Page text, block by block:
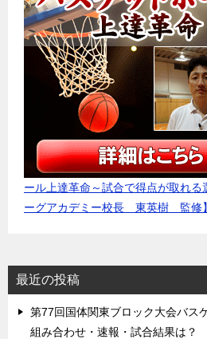
ール上達革命～試合で得点が取れる
ーグアカデミー校長 東英樹 監修】
最近の投稿
第77回国体関東ブロック大会バス
組み合わせ・速報・試合結果は？